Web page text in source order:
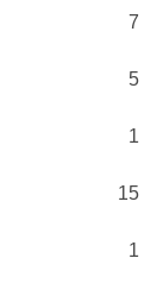
7
5
1
15
1